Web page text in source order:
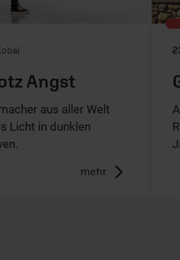
Angst
aus aller Welt
Licht in dunklen
mehr